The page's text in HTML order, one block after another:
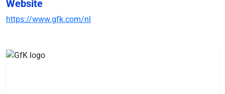
Website
https://www.gfk.com/nl